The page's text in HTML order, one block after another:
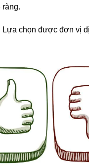
ràng.
Lựa chọn được đơn vị